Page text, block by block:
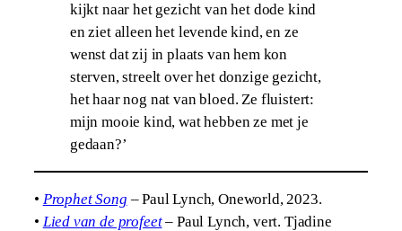
kijkt naar het gezicht van het dode kind
en ziet alleen het levende kind, en ze
wenst dat zij in plaats van hem kon
sterven, streelt over het donzige gezicht,
het haar nog nat van bloed. Ze fluistert:
mijn mooie kind, wat hebben ze met je
gedaan?’
• Prophet Song – Paul Lynch, Oneworld, 2023.
• Lied van de profeet– Paul Lynch, vert. Tjadine